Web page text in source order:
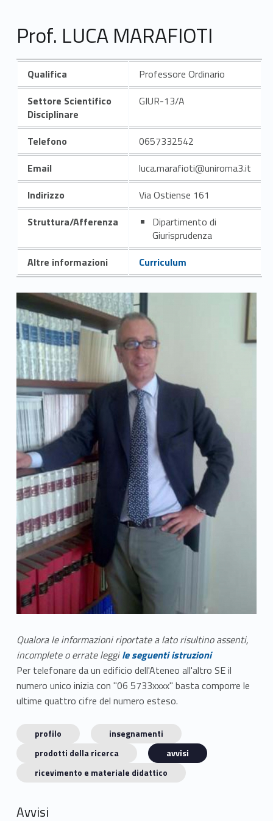
Prof. LUCA MARAFIOTI
Qualifica
Professore Ordinario
Settore Scientifico
Disciplinare
GIUR-13/A
Telefono
0657332542
Email
luca.marafioti@uniroma3.it
Indirizzo
Via Ostiense 161
Struttura/Afferenza
Dipartimento di
Giurisprudenza
Altre informazioni
Curriculum
Qualora le informazioni riportate a lato risultino assenti,
incomplete o errate leggile seguenti istruzioni
Per telefonare da un edificio dell'Ateneo all'altro SE il
numero unico inizia con "06 5733xxxx" basta comporre le
ultime quattro cifre del numero esteso.
profilo
insegnamenti
prodotti della ricerca
avvisi
ricevimento e materiale didattico
Avvisi